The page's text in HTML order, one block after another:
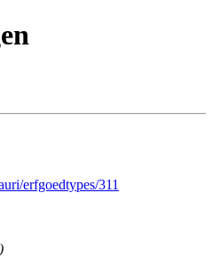
erfgoedtypes/311